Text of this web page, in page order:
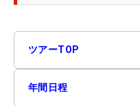
ツアーTOP
年間日程